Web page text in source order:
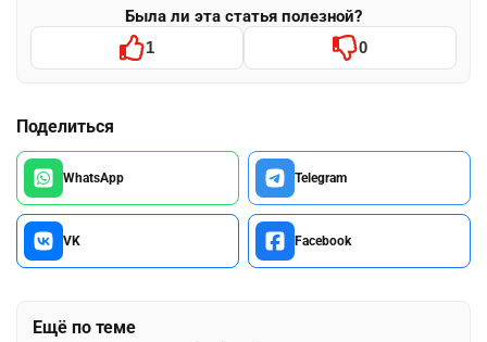
Была ли эта статья полезной?
1 0
Поделиться
WhatsApp Telegram
VK Facebook
Ещё по теме